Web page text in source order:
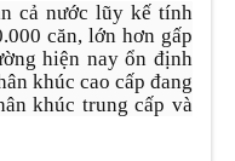
cả nước lũy kế tính
căn, lớn hơn gấp
hiện nay ổn định
khúc cao cấp đang
khúc trung cấp và